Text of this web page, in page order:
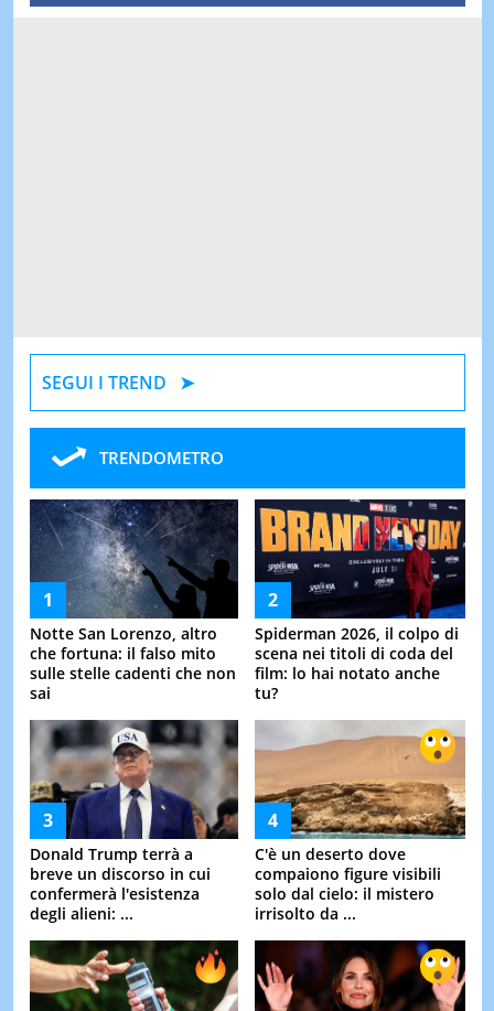
SEGUI I TREND
TRENDOMETRO
Notte San Lorenzo, altro
che fortuna: il falso mito
sulle stelle cadenti che non
sai
Spiderman 2026, il colpo di
scena nei titoli di coda del
film: lo hai notato anche
tu?
Donald Trump terrà a
breve un discorso in cui
confermerà l'esistenza
degli alieni: ...
C'è un deserto dove
compaiono figure visibili
solo dal cielo: il mistero
irrisolto da ...